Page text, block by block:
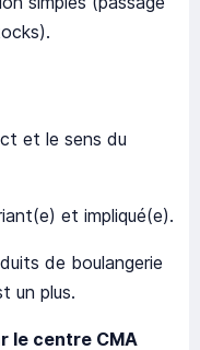
et le sens du
et impliqué(e).
de boulangerie
un plus.
le centre CMA